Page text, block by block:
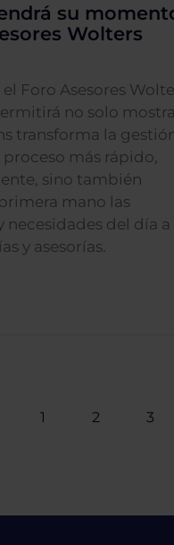
su
Wolters
Foro Asesores
no solo
transforma la
más rápido,
sino también
mano las
necesidades del día a
y asesorías.
1 2 3